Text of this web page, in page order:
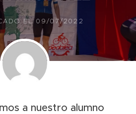
EL09/07/2022
a nuestro alumno